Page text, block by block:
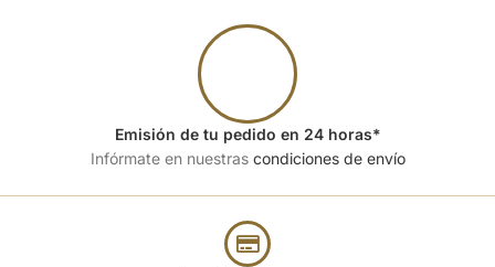
Emisión de tu pedido en 24 horas*
Infórmate en nuestras condiciones de envío